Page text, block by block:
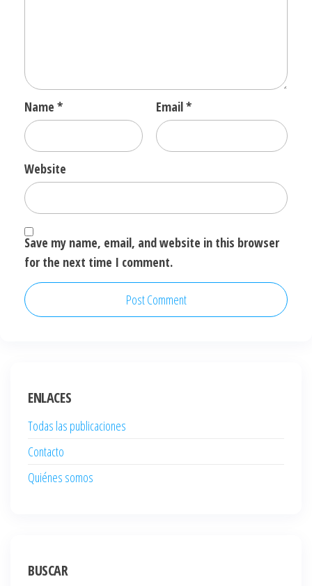
Name * Email*
Website
Save my name, email, and website in this browser
for the next time I comment.
ENLACES
Todas las publicaciones
Contacto
Quiénes somos
BUSCAR